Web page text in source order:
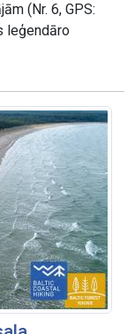
(Nr. 6, GPS:
leģendāro